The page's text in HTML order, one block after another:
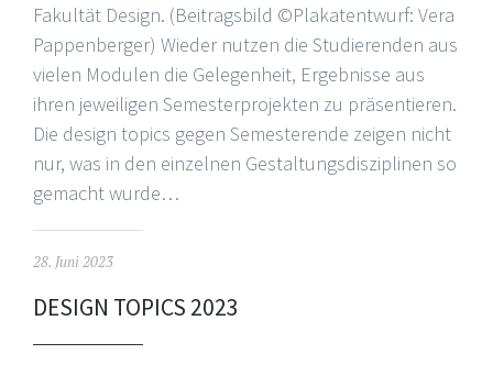
Fakultät Design. (Beitragsbild ©Plakatentwurf: Vera
Pappenberger) Wieder nutzen die Studierenden aus
vielen Modulen die Gelegenheit, Ergebnisse aus
ihren jeweiligen Semesterprojekten zu präsentieren.
Die design topics gegen Semesterende zeigen nicht
nur, was in den einzelnen Gestaltungsdisziplinen so
gemacht wurde…
28. Juni 2023
DESIGN TOPICS 2023